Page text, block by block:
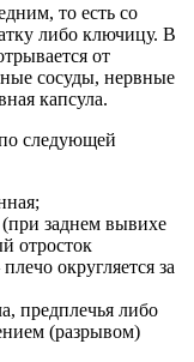
то есть со
либо ключицу. В
от
сосуды, нервные
капсула.
следующей
заднем вывихе
отросток
округляется за
предплечья либо
(разрывом)